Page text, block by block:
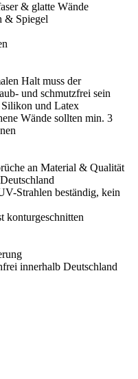
& glatte Wände
& Spiegel
Halt muss der
und schmutzfrei sein
und Latex
Wände sollten min. 3
an Material & Qualität
Strahlen beständig, kein
konturgeschnitten
innerhalb Deutschland